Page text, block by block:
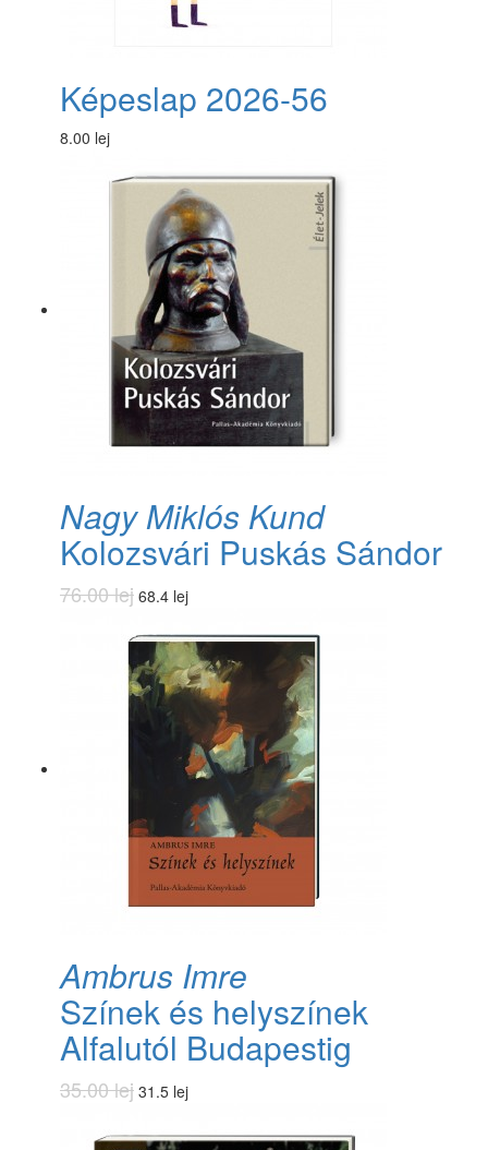
Képeslap 2026-56
8.00 lej
Nagy Miklós Kund
Kolozsvári Puskás Sándor
76.00 lej 68.4 lej
Ambrus Imre
Színek és helyszínek
Alfalutól Budapestig
35.00 lej 31.5 lej